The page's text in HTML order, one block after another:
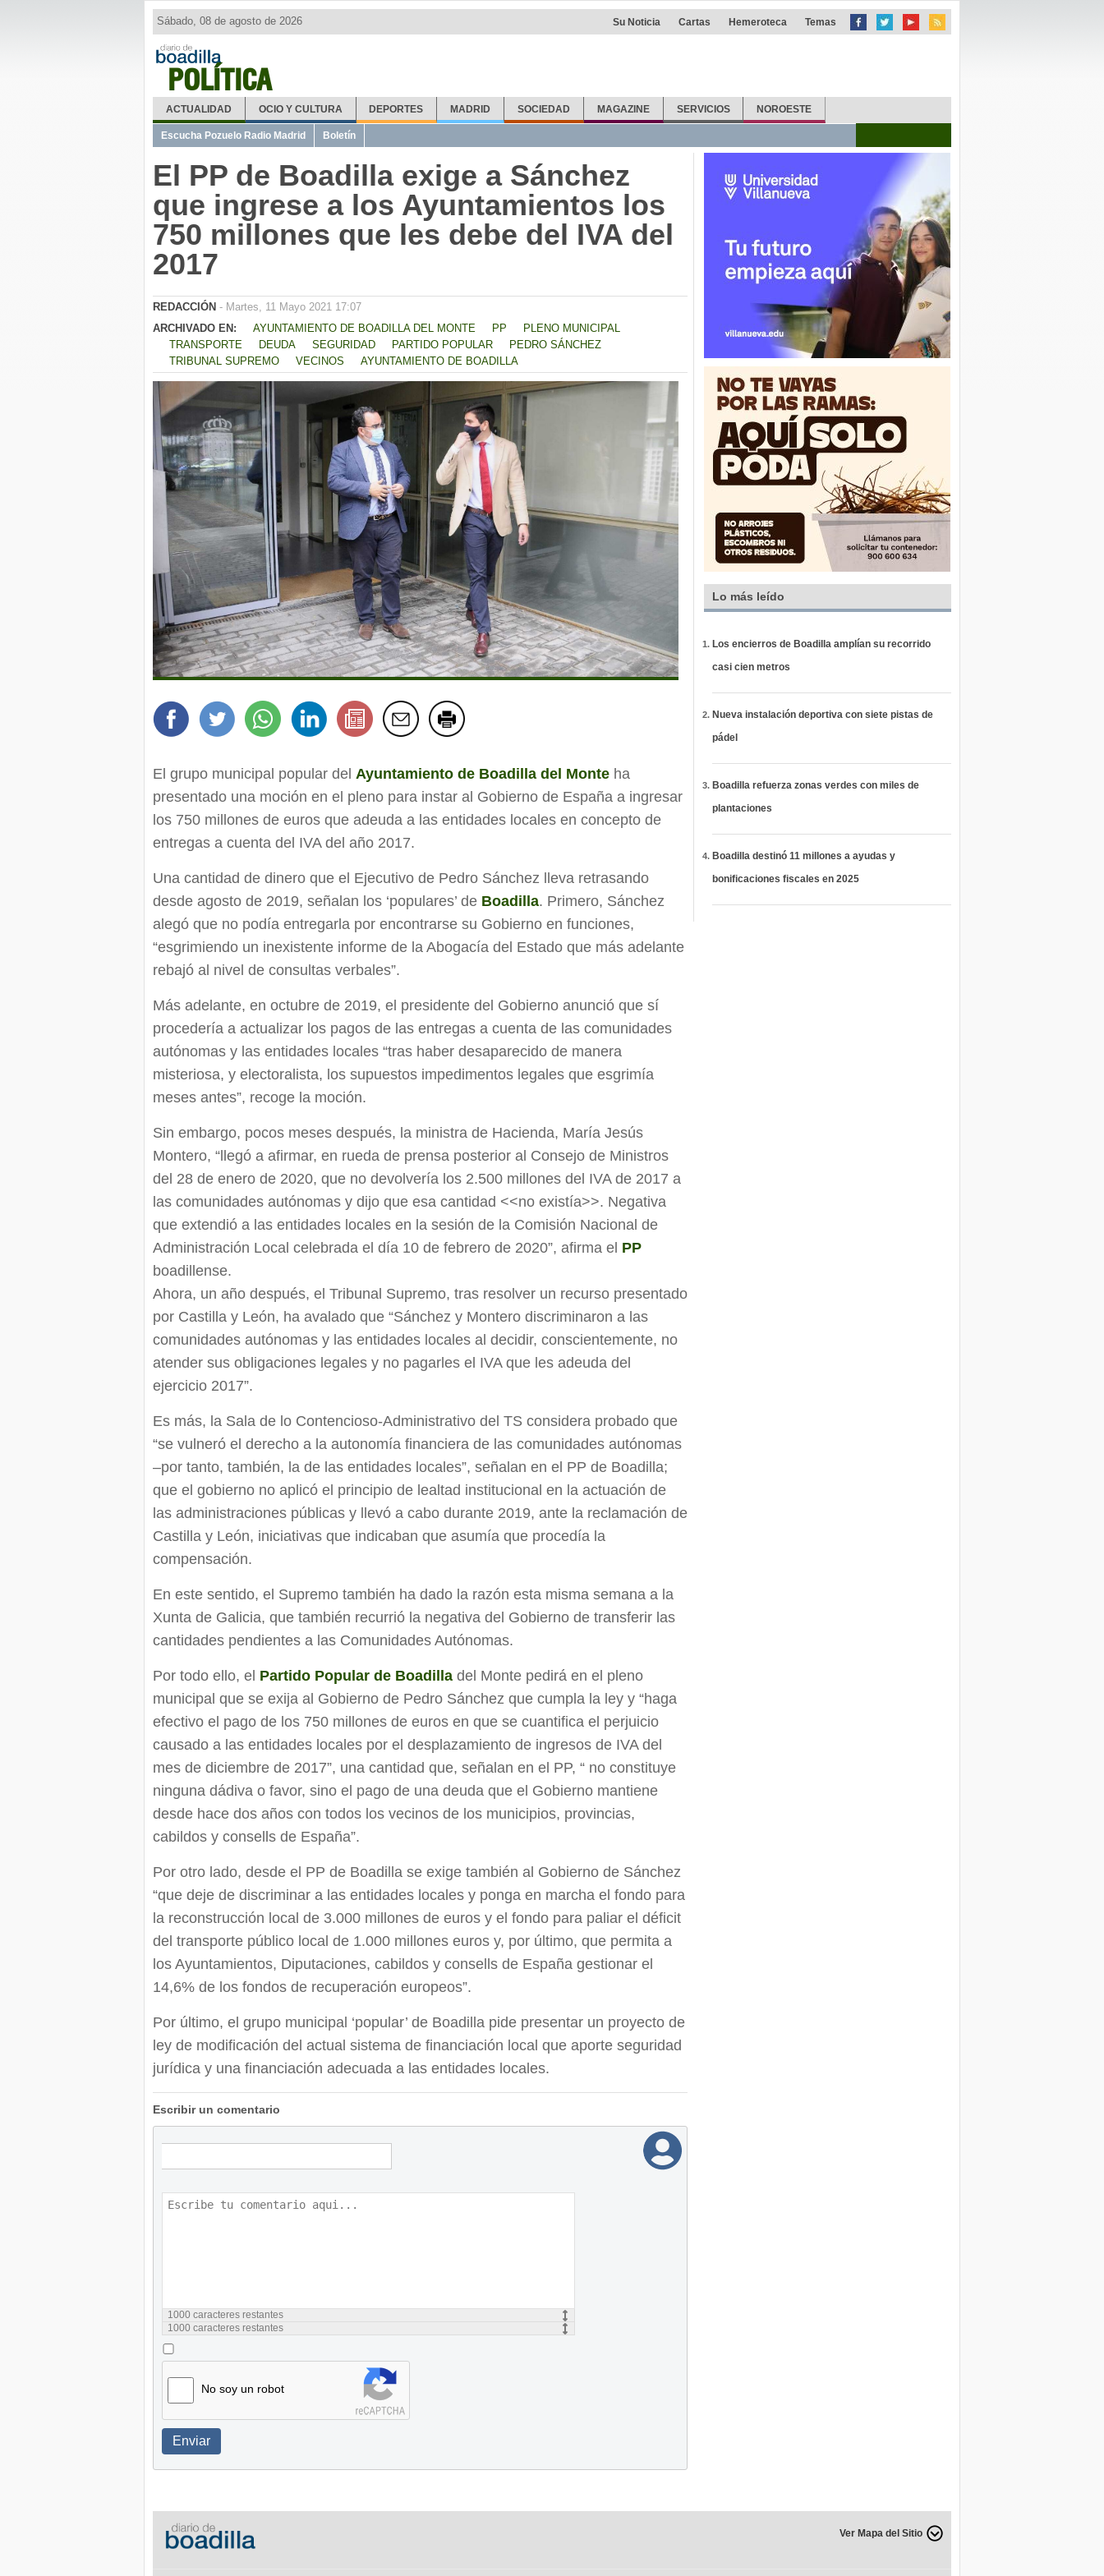
POLÍTICA
Sábado, 08 de agosto de 2026 Su Noticia Cartas Hemeroteca Temas
ACTUALIDAD OCIO Y CULTURA DEPORTES MADRID SOCIEDAD MAGAZINE SERVICIOS NOROESTE
Escucha Pozuelo Radio Madrid Boletín
El PP de Boadilla exige a Sánchez
que ingrese a los Ayuntamientos los
750 millones que les debe del IVA del
2017
REDACCIÓN - Martes, 11 Mayo 2021 17:07
ARCHIVADO EN:
AYUNTAMIENTO DE BOADILLA DEL MONTE PP
PLENO MUNICIPAL
TRANSPORTE
DEUDA SEGURIDAD PARTIDO POPULAR
PEDRO SÁNCHEZ
TRIBUNAL SUPREMO
VECINOS AYUNTAMIENTO DE BOADILLA
El grupo municipal popular del Ayuntamiento de Boadilla del Monte ha
presentado una moción en el pleno para instar al Gobierno de España a ingresar
los 750 millones de euros que adeuda a las entidades locales en concepto de
entregas a cuenta del IVA del año 2017.
Una cantidad de dinero que el Ejecutivo de Pedro Sánchez lleva retrasando
desde agosto de 2019, señalan los ‘populares’ de Boadilla. Primero, Sánchez
alegó que no podía entregarla por encontrarse su Gobierno en funciones,
“esgrimiendo un inexistente informe de la Abogacía del Estado que más adelante
rebajó al nivel de consultas verbales”.
Más adelante, en octubre de 2019, el presidente del Gobierno anunció que sí
procedería a actualizar los pagos de las entregas a cuenta de las comunidades
autónomas y las entidades locales “tras haber desaparecido de manera
misteriosa, y electoralista, los supuestos impedimentos legales que esgrimía
meses antes”, recoge la moción.
Sin embargo, pocos meses después, la ministra de Hacienda, María Jesús
Montero, “llegó a afirmar, en rueda de prensa posterior al Consejo de Ministros
del 28 de enero de 2020, que no devolvería los 2.500 millones del IVA de 2017 a
las comunidades autónomas y dijo que esa cantidad <<no existía>>. Negativa
que extendió a las entidades locales en la sesión de la Comisión Nacional de
Administración Local celebrada el día 10 de febrero de 2020”, afirma el PP
boadillense.
Ahora, un año después, el Tribunal Supremo, tras resolver un recurso presentado
por Castilla y León, ha avalado que “Sánchez y Montero discriminaron a las
comunidades autónomas y las entidades locales al decidir, conscientemente, no
atender sus obligaciones legales y no pagarles el IVA que les adeuda del
ejercicio 2017”.
Es más, la Sala de lo Contencioso-Administrativo del TS considera probado que
“se vulneró el derecho a la autonomía financiera de las comunidades autónomas
–por tanto, también, la de las entidades locales”, señalan en el PP de Boadilla;
que el gobierno no aplicó el principio de lealtad institucional en la actuación de
las administraciones públicas y llevó a cabo durante 2019, ante la reclamación de
Castilla y León, iniciativas que indicaban que asumía que procedía la
compensación.
En este sentido, el Supremo también ha dado la razón esta misma semana a la
Xunta de Galicia, que también recurrió la negativa del Gobierno de transferir las
cantidades pendientes a las Comunidades Autónomas.
Por todo ello, el Partido Popular de Boadilla del Monte pedirá en el pleno
municipal que se exija al Gobierno de Pedro Sánchez que cumpla la ley y “haga
efectivo el pago de los 750 millones de euros en que se cuantifica el perjuicio
causado a las entidades locales por el desplazamiento de ingresos de IVA del
mes de diciembre de 2017”, una cantidad que, señalan en el PP, “ no constituye
ninguna dádiva o favor, sino el pago de una deuda que el Gobierno mantiene
desde hace dos años con todos los vecinos de los municipios, provincias,
cabildos y consells de España”.
Por otro lado, desde el PP de Boadilla se exige también al Gobierno de Sánchez
“que deje de discriminar a las entidades locales y ponga en marcha el fondo para
la reconstrucción local de 3.000 millones de euros y el fondo para paliar el déficit
del transporte público local de 1.000 millones euros y, por último, que permita a
los Ayuntamientos, Diputaciones, cabildos y consells de España gestionar el
14,6% de los fondos de recuperación europeos”.
Por último, el grupo municipal ‘popular’ de Boadilla pide presentar un proyecto de
ley de modificación del actual sistema de financiación local que aporte seguridad
jurídica y una financiación adecuada a las entidades locales.
Escribir un comentario
1000 caracteres restantes
1000 caracteres restantes
No soy un robot
Enviar
Lo más leído
Los encierros de Boadilla amplían su recorrido
casi cien metros
Nueva instalación deportiva con siete pistas de
pádel
Boadilla refuerza zonas verdes con miles de
plantaciones
Boadilla destinó 11 millones a ayudas y
bonificaciones fiscales en 2025
Ver Mapa del Sitio